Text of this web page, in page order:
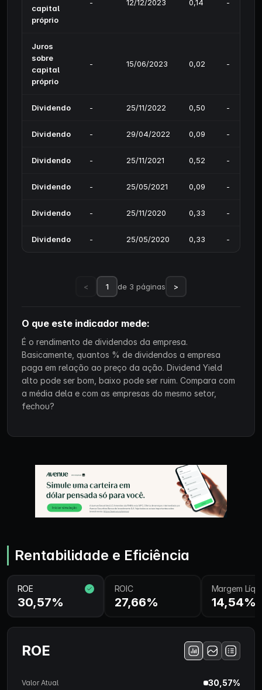
capital
próprio
- 12/12/2023 0,14 -
Juros
sobre
capital
próprio
- 15/06/2023 0,02 -
Dividendo - 25/11/2022 0,50 -
Dividendo - 29/04/2022 0,09 -
Dividendo - 25/11/2021 0,52 -
Dividendo - 25/05/2021 0,09 -
Dividendo - 25/11/2020 0,33 -
Dividendo - 25/05/2020 0,33 -
< 1 de 3 páginas >
O que este indicador mede:
É o rendimento de dividendos da empresa.
Basicamente, quantos % de dividendos a empresa
paga em relação ao preço da ação. Dividend Yield
alto pode ser bom, baixo pode ser ruim. Compara com
a média dela e com as empresas do mesmo setor,
fechou?
Rentabilidade e Eficiência
ROE
30,57%
ROIC
27,66%
Margem
14,54%
ROE
Valor Atual 30,57%